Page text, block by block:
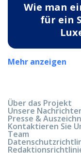
Wie man
für ein
Mehr anzeigen
Über das Projekt
Unsere
Presse &
Kontaktieren Sie
Team